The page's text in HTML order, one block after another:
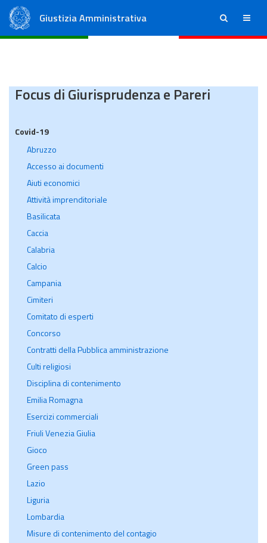
Giustizia Amministrativa ricerca menu
Focus di Giurisprudenza e Pareri
Covid-19
Abruzzo
Accesso ai documenti
Aiuti economici
Attività imprenditoriale
Basilicata
Caccia
Calabria
Calcio
Campania
Cimiteri
Comitato di esperti
Concorso
Contratti della Pubblica amministrazione
Culti religiosi
Disciplina di contenimento
Emilia Romagna
Esercizi commerciali
Friuli Venezia Giulia
Gioco
Green pass
Lazio
Liguria
Lombardia
Misure di contenimento del contagio